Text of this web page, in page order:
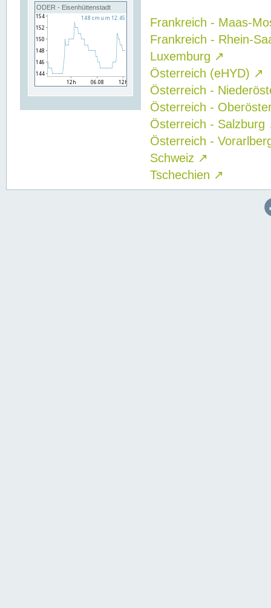
ODER - Eisenhüttenstadt
Frankreich - Maas-
Frankreich - Rhein-
Luxemburg ↗
Österreich (eHYD) ↗
Österreich -
Österreich -
Österreich - Salzburg
Österreich -
Schweiz ↗
Tschechien ↗